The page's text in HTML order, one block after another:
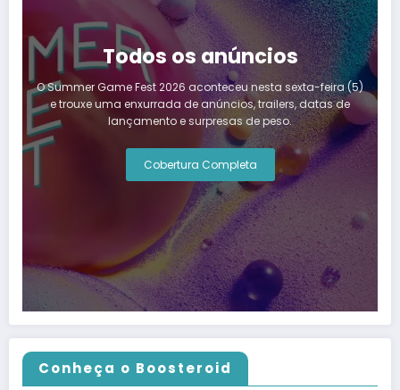
Todos os anúncios
O Summer Game Fest 2026 aconteceu nesta sexta-feira (5)
e trouxe uma enxurrada de anúncios, trailers, datas de
lançamento e surpresas de peso.
Cobertura Completa
Conheça o Boosteroid